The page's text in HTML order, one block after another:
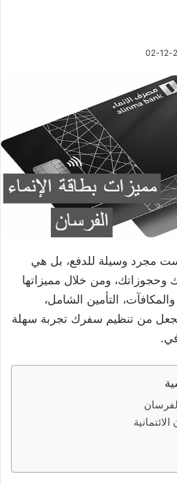
مجرد وسيلة للدفع، بل هي
وحجوزاتك، ومن خلال مميزاتها
والمكافآت، التأمين الشامل،
تجعل من تنظيم سفرك تجربة سهلة